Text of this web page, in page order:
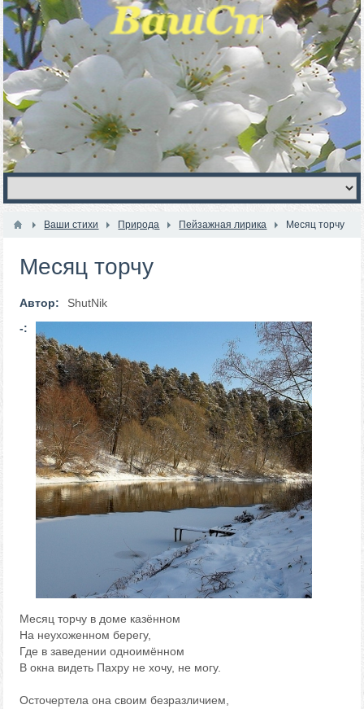
Ваши стихи Природа Пейзажная лирика Месяц торчу
Месяц торчу
Автор:
ShutNik
-:
Месяц торчу в доме казённом
На неухоженном берегу,
Где в заведении одноимённом
В окна видеть Пахру не хочу, не могу.
Осточертела она своим безразличием,